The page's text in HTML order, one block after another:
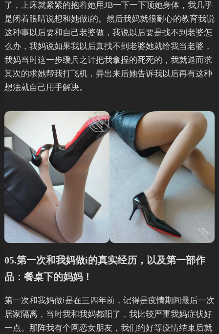
了，上床就紧紧的抱着她用JB一下一下顶她身体，我几乎
是闭着眼睛说想和她做i的。然后我妈就很耐心的教育我说
这种事以后要和自己老婆做，我说以后要是找不到老婆怎
么办，我妈说如果我以后真找不到老婆她就给我当老婆，
我妈当时这一步缓兵之计把我拿捏的死死的，我就退而求
其次的求她帮我打飞机，弄出来后她告诉我以后再有这种
想法就自己用手解决。
05.第一次和我妈做i的真实经历，以及第一部作
品：餐桌下的妈妈！
第一次和我妈做i是在三四年前，记得是疫情期间最后一次
居家隔离，当时我和我妈都阳了，我比较严重我妈症状好
一点。那阵我有个网恋女朋友，我们约好等疫情结束后就